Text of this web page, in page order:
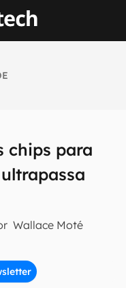
chips para
Wallace Moté
em primeira
com os Termos de